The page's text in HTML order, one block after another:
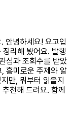
안녕하세요! 요고입
리해 봤어요. 발행
심과 조회수를 받았
흥미로운 주제와 알
만, 뭐부터 읽을지
천해 드려요. 함께